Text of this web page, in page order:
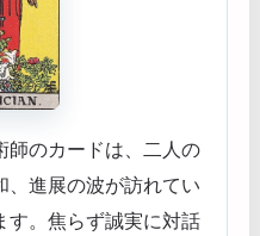
師のカードは、二人の
、進展の波が訪れてい
す。焦らず誠実に対話